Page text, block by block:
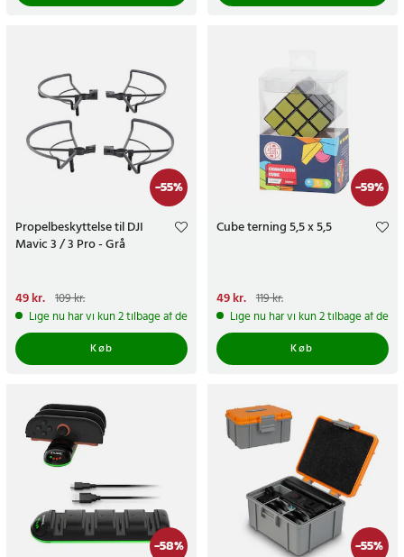
-55%
Propelbeskyttelse til DJI
Mavic 3 / 3 Pro - Grå
Nuværende pris
pris:109 kr.
49 kr. 109 kr.
Lige nu har vi kun 2 tilbage af dette produkt
Køb
-59%
Cube terning 5,5 x 5,5
Nuværende pris
pris:119 kr.
49 kr. 119 kr.
Lige nu har vi kun 2 tilbage af
Køb
-58% -55%